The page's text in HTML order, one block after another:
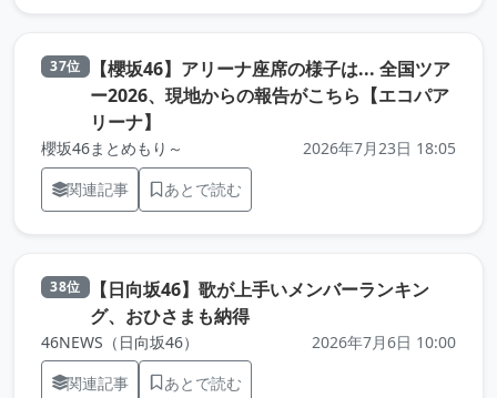
37位
【櫻坂46】アリーナ座席の様子は... 全国ツア
ー2026、現地からの報告がこちら【エコパア
リーナ】
櫻坂46まとめもり～
2026年7月23日 18:05
関連記事
あとで読む
38位
【日向坂46】歌が上手いメンバーランキン
グ、おひさまも納得（元記事を新しいタブで開き
46NEWS（日向坂46）
2026年7月6日 10:00
関連記事
あとで読む